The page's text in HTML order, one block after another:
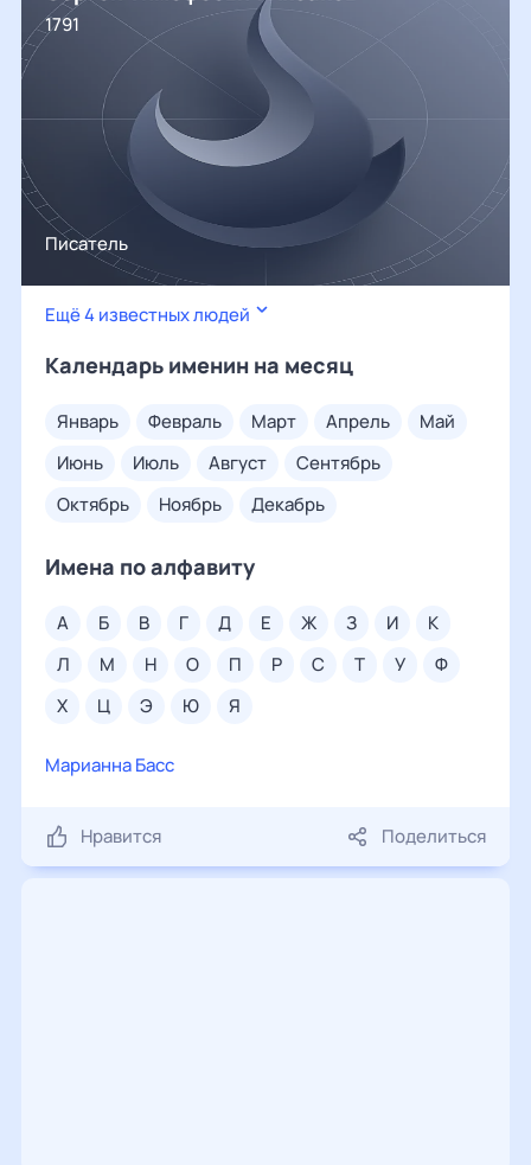
1791
Писатель
Ещё 4 известных людей
Календарь именин на месяц
январь февраль март апрель
май
июнь
июль август
сентябрь
октябрь
ноябрь декабрь
Имена по алфавиту
а б в г д е ж з и
к
л
м н о п р с т у
ф
х
ц э ю я
Марианна Басс
Нравится Поделиться